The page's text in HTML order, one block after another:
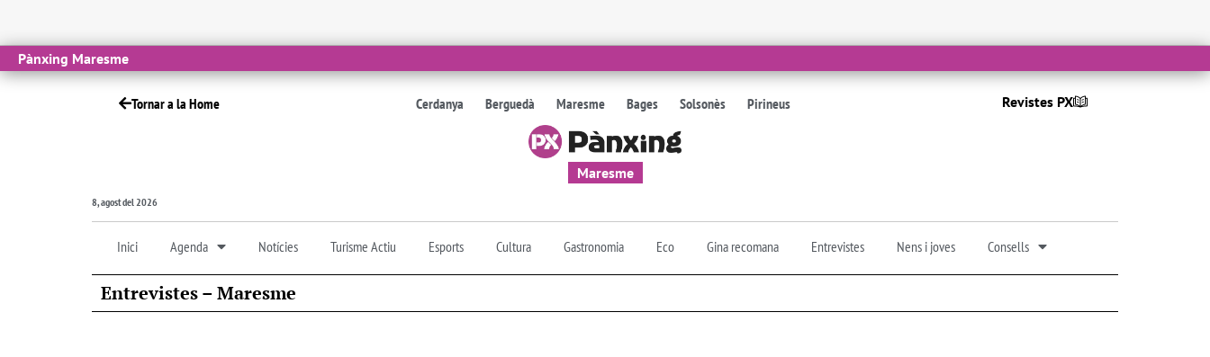
Pànxing Maresme
Tornar a la Home Cerdanya Berguedà Maresme Bages Solsonès Pirineus Revistes PX
Maresme
8, agost del 2026
Inici Agenda Notícies Turisme Actiu Esports Cultura Gastronomia Eco Gina recomana Entrevistes Nens i joves Consells
Entrevistes – Maresme